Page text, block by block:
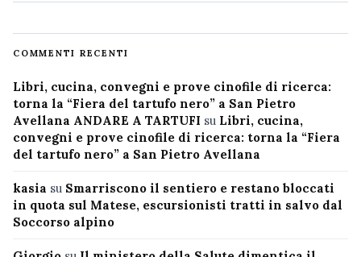
COMMENTI RECENTI
Libri, cucina, convegni e prove cinofile di ricerca:
torna la “Fiera del tartufo nero” a San Pietro
Avellana ANDARE A TARTUFI su Libri, cucina,
convegni e prove cinofile di ricerca: torna la “Fiera
del tartufo nero” a San Pietro Avellana
kasia su Smarriscono il sentiero e restano bloccati
in quota sul Matese, escursionisti tratti in salvo dal
Soccorso alpino